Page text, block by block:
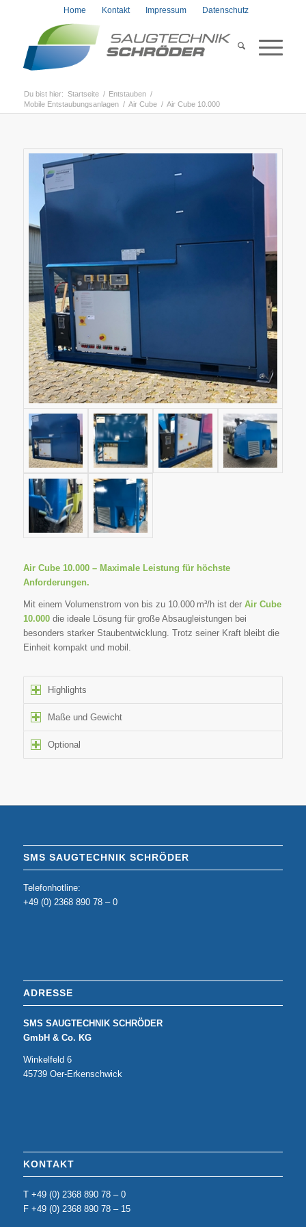
Home Kontakt Impressum Datenschutz
Du bist hier: Startseite / Entstauben /
Mobile Entstaubungsanlagen / Air Cube / Air Cube 10.000
Air Cube 10.000– Maximale Leistung für höchste
Anforderungen.
Mit einem Volumenstrom von bis zu 10.000 m³/h ist der Air Cube
10.000die ideale Lösung für große Absaugleistungen bei
besonders starker Staubentwicklung. Trotz seiner Kraft bleibt die
Einheit kompakt und mobil.
Highlights
Maße und Gewicht
Optional
SMS SAUGTECHNIK SCHRÖDER
Telefonhotline:
+49 (0) 2368 890 78 – 0
ADRESSE
SMS SAUGTECHNIK SCHRÖDER
GmbH & Co. KG
Winkelfeld 6
45739 Oer-Erkenschwick
KONTAKT
T +49 (0) 2368 890 78 – 0
F +49 (0) 2368 890 78 – 15